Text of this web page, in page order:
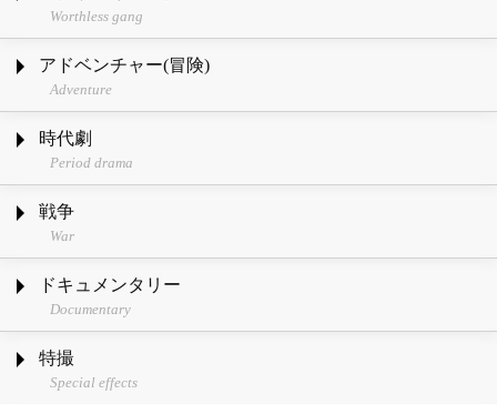
Worthless gang
アドベンチャー(冒険)
Adventure
時代劇
Period drama
戦争
War
ドキュメンタリー
Documentary
特撮
Special effects